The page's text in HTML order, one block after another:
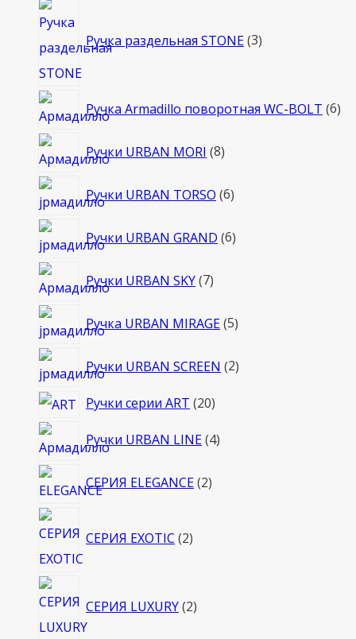
Ручка раздельная STONE 3товара
Ручка Armadillo поворотная WC-BOLT 66
Ручки URBAN MORI 88
Ручки URBAN TORSO 66
Ручки URBAN GRAND 66
Ручки URBAN SKY 77
Ручка URBAN MIRAGE 55
Ручки URBAN SCREEN 22
Ручки серии ART 2020
Ручки URBAN LINE 44
СЕРИЯ ELEGANCE 22
СЕРИЯ EXOTIC 2товара
СЕРИЯ LUXURY 2товара